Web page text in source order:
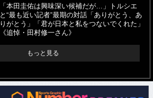
「本田圭佑は興味深い候補だが…」トルシエ
と“最も近い記者”最期の対話「ありがとう、あ
りがとう」「君が日本と私をつないでくれた」
《追悼・田村修一さん》
もっと見る